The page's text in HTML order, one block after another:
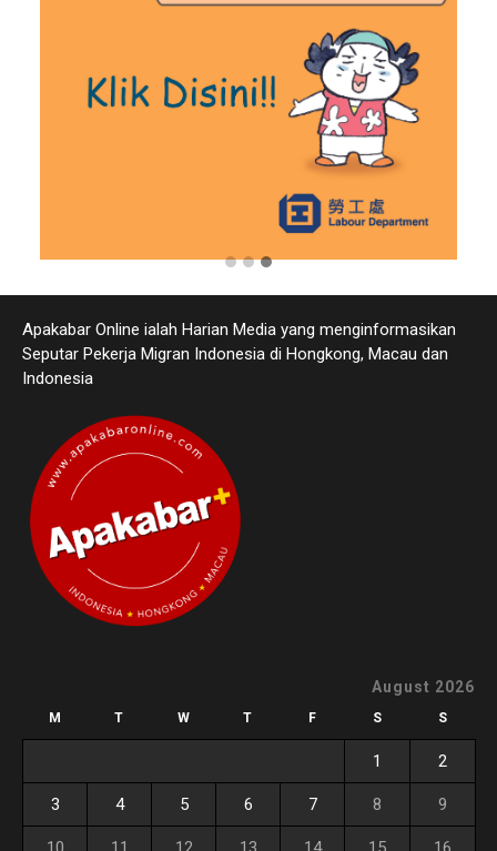
Apakabar Online ialah Harian Media yang menginformasikan
Seputar Pekerja Migran Indonesia di Hongkong, Macau dan
Indonesia
August 2026
M T W T F S S
1 2
3 4 5 6 7 8 9